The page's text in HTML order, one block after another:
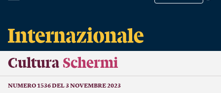
Cultura Schermi
NUMERO 1536 DEL 3 NOVEMBRE 2023